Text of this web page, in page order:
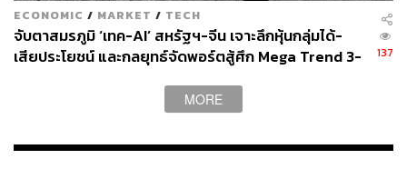
สำคัญของเงินเฟ้อจีนได้ปรับลดลง
“สงครามการค้ารอบใหม่จะยิ่งกดดันความเสี่ยงด้านเงินฝืด
ของจีนผ่านราคาผู้ผลิตที่ยังปรับลดลง 29 เดือนติดต่อกัน” นัก
เศรษฐศาสตร์จากศูนย์วิจัยกสิกรไทยระบุ
ขณะที่แผนการกระตุ้นการบริโภคล่าสุดอาจเน้นผลในระยะ
ECONOMIC / MARKET / TECH
จับตาสมรภูมิ ‘เทค-AI’ สหรัฐฯ-จีน เจาะลึกหุ้นกลุ่มได้-
เสียประโยชน์ และกลยุทธ์จัดพอร์ตสู้ศึก Mega Trend 3-
137
MORE